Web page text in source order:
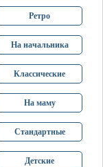
Ретро
На начальника
Классические
На маму
Стандартные
Детские